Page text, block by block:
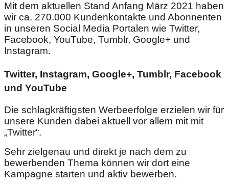
Mit dem aktuellen Stand Anfang März 2021 haben
wir ca. 270.000 Kundenkontakte und Abonnenten
in unseren Social Media Portalen wie Twitter,
Facebook, YouTube, Tumblr, Google+ und
Instagram.
Twitter, Instagram, Google+, Tumblr, Facebook
und YouTube
Die schlagkräftigsten Werbeerfolge erzielen wir für
unsere Kunden dabei aktuell vor allem mit mit
„Twitter“.
Sehr zielgenau und direkt je nach dem zu
bewerbenden Thema können wir dort eine
Kampagne starten und aktiv bewerben.